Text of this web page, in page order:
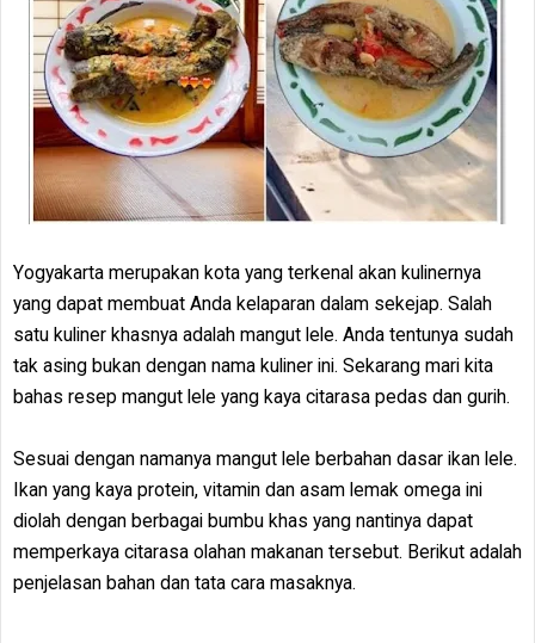
Yogyakarta merupakan kota yang terkenal akan kulinernya
yang dapat membuat Anda kelaparan dalam sekejap. Salah
satu kuliner khasnya adalah mangut lele. Anda tentunya sudah
tak asing bukan dengan nama kuliner ini. Sekarang mari kita
bahas resep mangut lele yang kaya citarasa pedas dan gurih.
Sesuai dengan namanya mangut lele berbahan dasar ikan lele.
Ikan yang kaya protein, vitamin dan asam lemak omega ini
diolah dengan berbagai bumbu khas yang nantinya dapat
memperkaya citarasa olahan makanan tersebut. Berikut adalah
penjelasan bahan dan tata cara masaknya.